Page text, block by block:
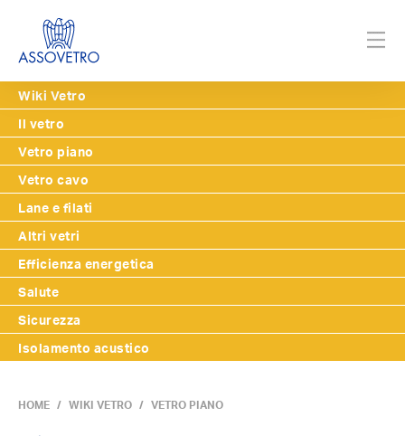
Wiki Vetro
Il vetro
Vetro piano
Vetro cavo
Lane e filati
Altri vetri
Efficienza energetica
Salute
Sicurezza
Isolamento acustico
HOME WIKI VETRO VETRO PIANO